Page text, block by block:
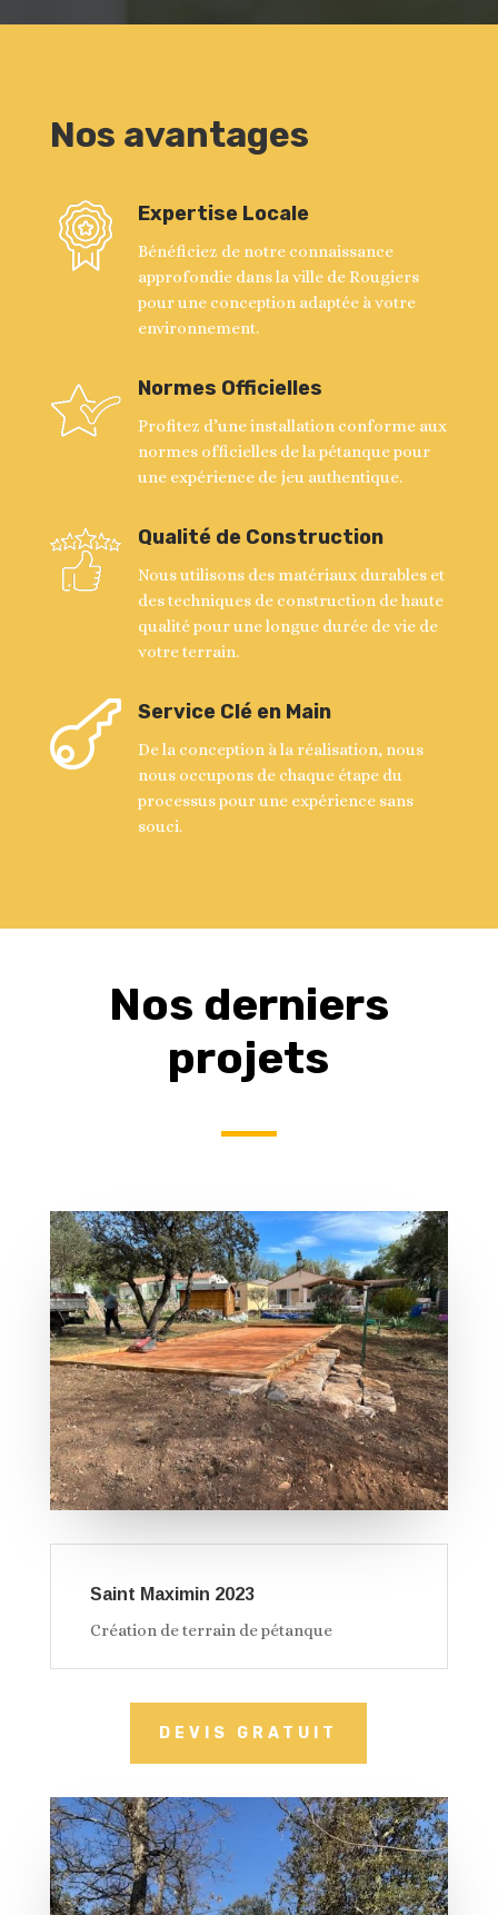
Nos avantages
Expertise Locale
Bénéficiez de notre connaissance
approfondie dans la ville de Rougiers
pour une conception adaptée à votre
environnement.
Normes Officielles
Profitez d’une installation conforme aux
normes officielles de la pétanque pour
une expérience de jeu authentique.
Qualité de Construction
Nous utilisons des matériaux durables et
des techniques de construction de haute
qualité pour une longue durée de vie de
votre terrain.
 Service Clé en Main
De la conception à la réalisation, nous
nous occupons de chaque étape du
processus pour une expérience sans
souci.
Nos derniers
projets
Saint Maximin 2023
Création de terrain de pétanque
DEVIS GRATUIT